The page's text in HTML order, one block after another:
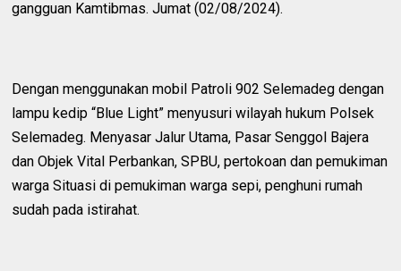
gangguan Kamtibmas. Jumat (02/08/2024).
Dengan menggunakan mobil Patroli 902 Selemadeg dengan
lampu kedip “Blue Light” menyusuri wilayah hukum Polsek
Selemadeg. Menyasar Jalur Utama, Pasar Senggol Bajera
dan Objek Vital Perbankan, SPBU, pertokoan dan pemukiman
warga Situasi di pemukiman warga sepi, penghuni rumah
sudah pada istirahat.